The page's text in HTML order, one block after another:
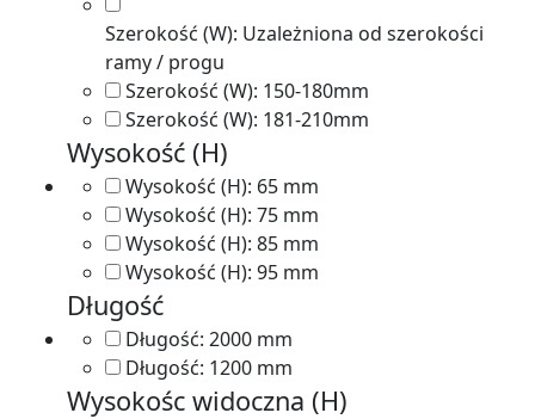
Szerokość (W): Uzależniona od szerokości
ramy / progu
Szerokość (W): 150-180mm
Szerokość (W): 181-210mm
Wysokość (H)
Wysokość (H): 65 mm
Wysokość (H): 75 mm
Wysokość (H): 85 mm
Wysokość (H): 95 mm
Długość
Długość: 2000 mm
Długość: 1200 mm
Wysokośc widoczna (H)